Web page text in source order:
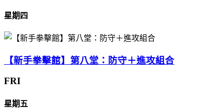
星期四
【新手拳擊館】第八堂：防守＋進攻組合
FRI
星期五